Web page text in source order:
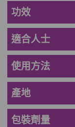
理
月)
功效
適合人士
使用方法
產地
包裝劑量